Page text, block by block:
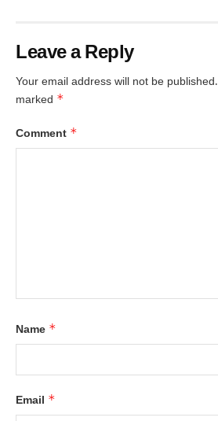
Leave a Reply
Your email address will not be published.
marked *
Comment *
Name *
Email *